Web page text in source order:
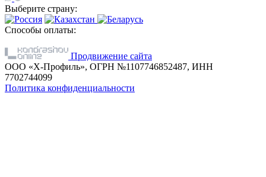
Выберите страну:
Способы оплаты:
Продвижение сайта
ООО «Х-Профиль», ОГРН №1107746852487, ИНН
7702744099
Политика конфиденциальности